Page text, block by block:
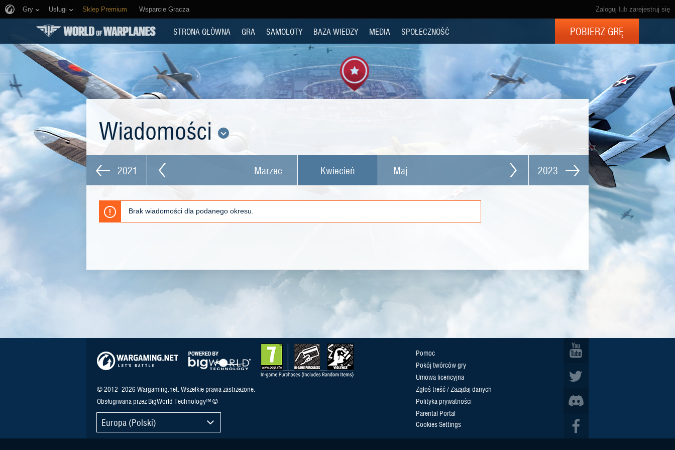
Zaloguj lub zarejestruj się
Gry Usługi Sklep Premium Wsparcie Gracza
STRONA GŁÓWNA GRA SAMOLOTY BAZA WIEDZY MEDIA SPOŁECZNOŚĆ POBIERZ GRĘ
Wiadomości
2021 Marzec Kwiecień Maj 2023
Brak wiadomości dla podanego okresu.
© 2012–2026 Wargaming.net. Wszelkie prawa zastrzeżone.
Obsługiwana przez BigWorld Technology™ ©
Europa (Polski)
Pomoc
Pokój twórców gry
Umowa licencyjna
Zgłoś treść / Zażądaj danych
Polityka prywatności
Parental Portal
Cookies Settings